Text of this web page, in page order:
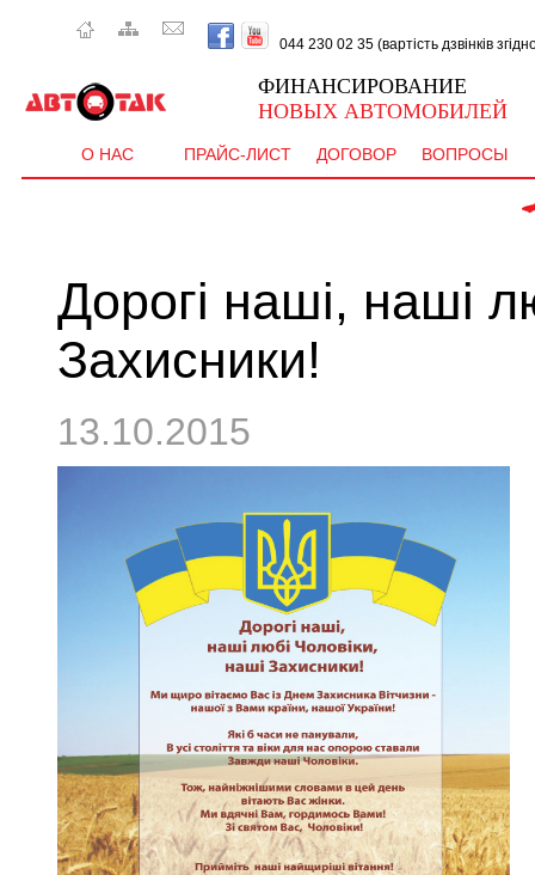
044 230 02 35 (вартість дзвінків
ФИНАНСИРОВАНИЕ
НОВЫХ АВТОМОБИЛЕЙ
О НАС ПРАЙС-ЛИСТ ДОГОВОР ВОПРОСЫ
Дорогі наші, наші
Захисники!
13.10.2015